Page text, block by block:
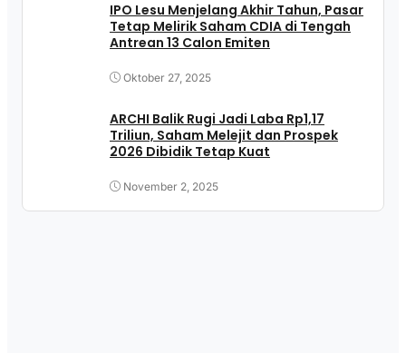
IPO Lesu Menjelang Akhir Tahun, Pasar
Tetap Melirik Saham CDIA di Tengah
Antrean 13 Calon Emiten
Oktober 27, 2025
ARCHI Balik Rugi Jadi Laba Rp1,17
Triliun, Saham Melejit dan Prospek
2026 Dibidik Tetap Kuat
November 2, 2025